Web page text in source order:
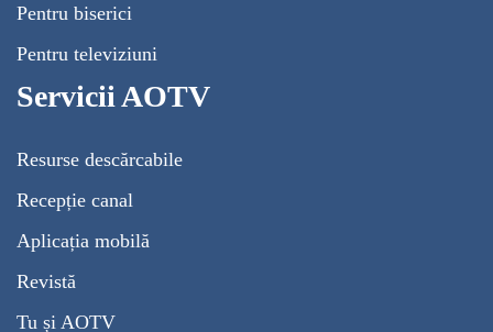
Pentru biserici
Pentru televiziuni
Servicii AOTV
Resurse descărcabile
Recepție canal
Aplicația mobilă
Revistă
Tu și AOTV